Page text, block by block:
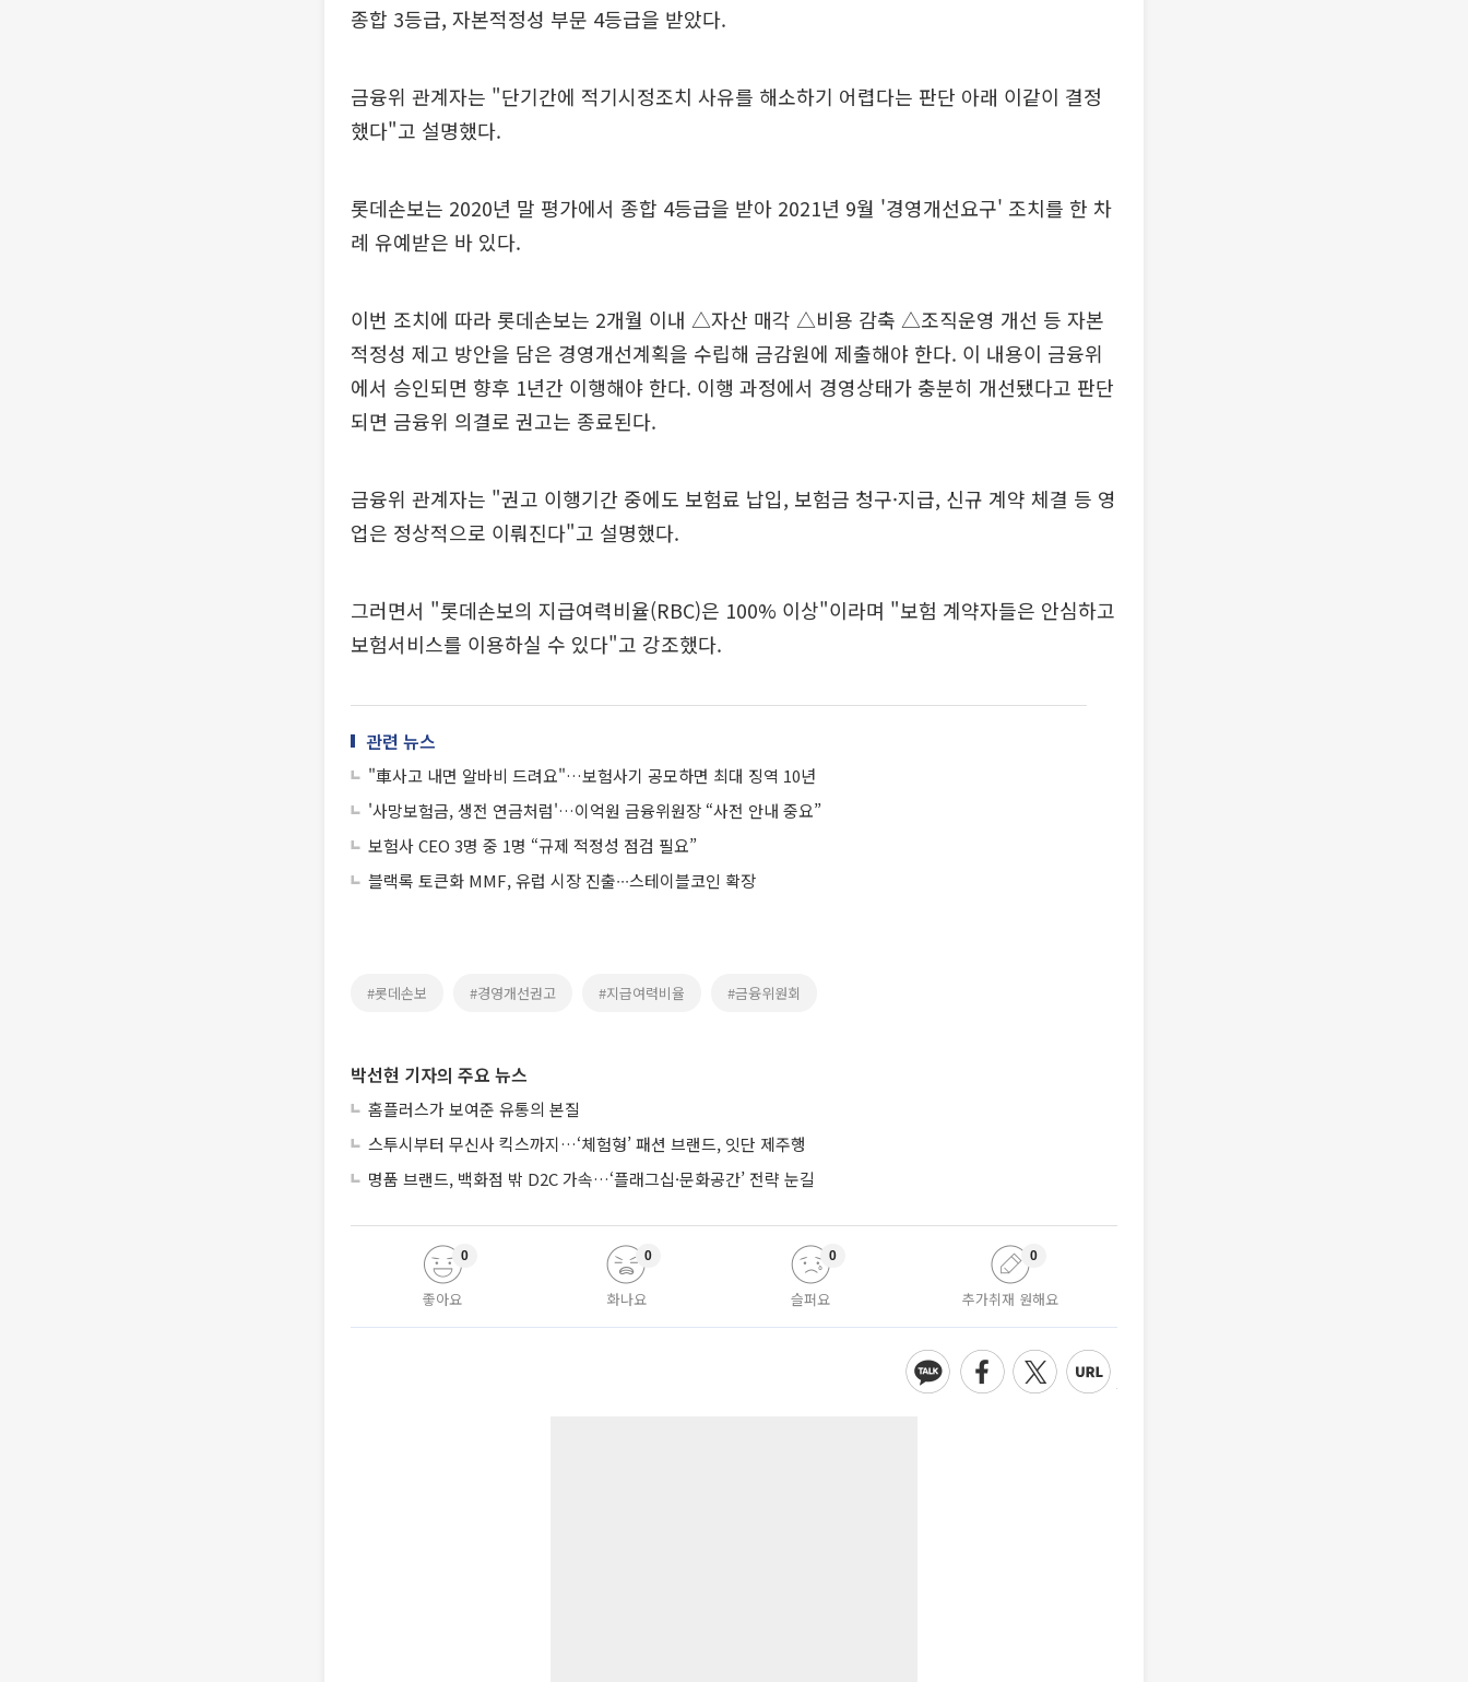
종합 3등급, 자본적정성 부문 4등급을 받았다.
금융위 관계자는 "단기간에 적기시정조치 사유를 해소하기 어렵다는 판단 아래 이같이 결정
했다"고 설명했다.
롯데손보는 2020년 말 평가에서 종합 4등급을 받아 2021년 9월 '경영개선요구' 조치를 한 차
례 유예받은 바 있다.
이번 조치에 따라 롯데손보는 2개월 이내 △자산 매각 △비용 감축 △조직운영 개선 등 자본
적정성 제고 방안을 담은 경영개선계획을 수립해 금감원에 제출해야 한다. 이 내용이 금융위
에서 승인되면 향후 1년간 이행해야 한다. 이행 과정에서 경영상태가 충분히 개선됐다고 판단
되면 금융위 의결로 권고는 종료된다.
금융위 관계자는 "권고 이행기간 중에도 보험료 납입, 보험금 청구·지급, 신규 계약 체결 등 영
업은 정상적으로 이뤄진다"고 설명했다.
그러면서 "롯데손보의 지급여력비율(RBC)은 100% 이상"이라며 "보험 계약자들은 안심하고
보험서비스를 이용하실 수 있다"고 강조했다.
관련 뉴스
"車사고 내면 알바비 드려요"…보험사기 공모하면 최대 징역 10년
'사망보험금, 생전 연금처럼'…이억원 금융위원장 “사전 안내 중요”
보험사 CEO 3명 중 1명 “규제 적정성 점검 필요”
블랙록 토큰화 MMF, 유럽 시장 진출∙∙∙스테이블코인 확장
#롯데손보 #경영개선권고 #지급여력비율 #금융위원회
박선현 기자의 주요 뉴스
홈플러스가 보여준 유통의 본질
스투시부터 무신사 킥스까지…‘체험형’ 패션 브랜드, 잇단 제주행
명품 브랜드, 백화점 밖 D2C 가속…‘플래그십·문화공간’ 전략 눈길
좋아요
0
화나요
0
슬퍼요
0
추가취재 원해요
0